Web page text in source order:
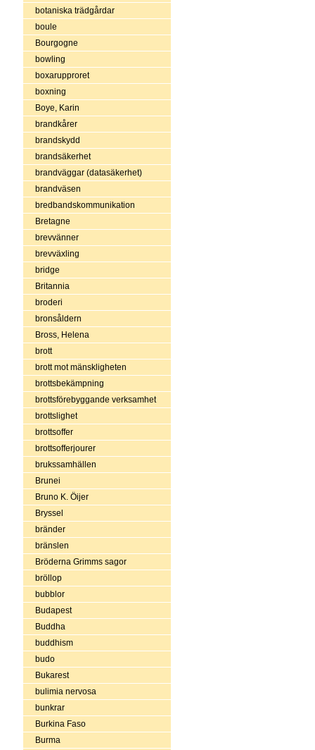
botaniska trädgårdar
boule
Bourgogne
bowling
boxarupproret
boxning
Boye, Karin
brandkårer
brandskydd
brandsäkerhet
brandväggar (datasäkerhet)
brandväsen
bredbandskommunikation
Bretagne
brevvänner
brevväxling
bridge
Britannia
broderi
bronsåldern
Bross, Helena
brott
brott mot mänskligheten
brottsbekämpning
brottsförebyggande verksamhet
brottslighet
brottsoffer
brottsofferjourer
brukssamhällen
Brunei
Bruno K. Öijer
Bryssel
bränder
bränslen
Bröderna Grimms sagor
bröllop
bubblor
Budapest
Buddha
buddhism
budo
Bukarest
bulimia nervosa
bunkrar
Burkina Faso
Burma